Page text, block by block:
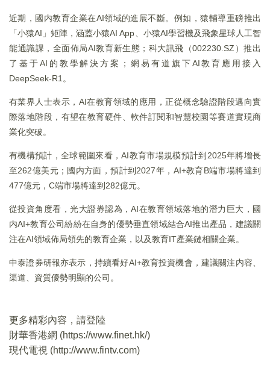
近期，國内教育企業在AI領域的進展不斷。例如，猿輔導重磅推出
「小猿AI」矩陣，涵蓋小猿AI App、小猿AI學習機及飛象星球人工智
能通識課，全面佈局AI教育新生態；科大訊飛（002230.SZ）推出
了基于AI的教學解決方案；網易有道旗下AI教育應用接入
DeepSeek-R1。
有業界人士表示，AI在教育領域的應用，正從概念驗證階段邁向實
際落地階段，有望在教育硬件、軟件訂閱和智慧校園等賽道實現商
業化突破。
有機構預計，全球範圍來看，AI教育市場規模預計到2025年將增長
至262億美元；國内方面，預計到2027年，AI+教育B端市場將達到
477億元，C端市場將達到282億元。
從投資角度看，光大證券認為，AI在教育領域落地的潛力巨大，國
内AI+教育公司紛紛在自身的優勢垂直領域結合AI推出產品，建議關
注在AI領域佈局領先的教育企業，以及教育IT產業鏈相關企業。
中泰證券研報亦表示，持續看好AI+教育投資機會，建議關注内容、
渠道、資質優勢明顯的公司。
更多精彩內容，請登陸
財華香港網 (https://www.finet.hk/)
現代電視 (http://www.fintv.com)